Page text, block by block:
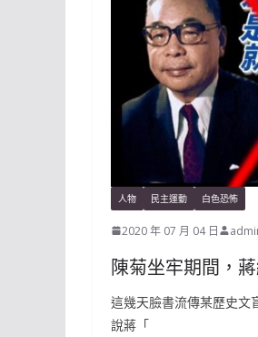
人物 民主運動 白色恐怖
2020 年 07 月 04 日
陳菊坐牢期間，
這幾天臉書流傳某歷史文
說蔣「